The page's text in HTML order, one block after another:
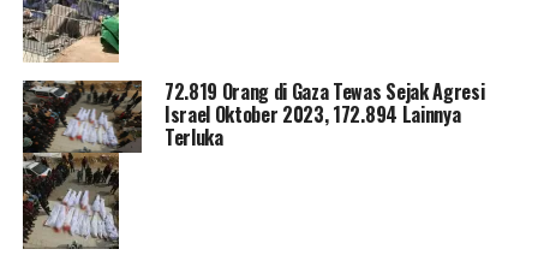
72.819 Orang di Gaza Tewas Sejak Agresi
Israel Oktober 2023, 172.894 Lainnya
Terluka